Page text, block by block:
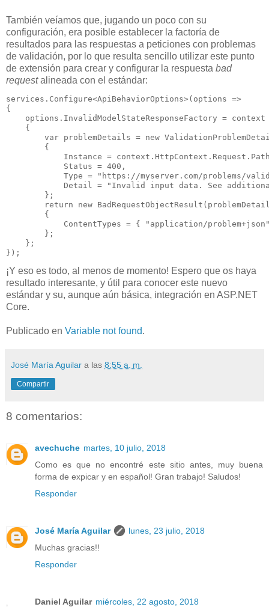
También veíamos que, jugando un poco con su
configuración, era posible establecer la factoría de
resultados para las respuestas a peticiones con problemas
de validación, por lo que resulta sencillo utilizar este punto
de extensión para crear y configurar la respuesta bad
requestalineada con el estándar:
services.Configure<ApiBehaviorOptions>(options =>
{
options.InvalidModelStateResponseFactory = context
    {
var problemDetails = new
        {
Instance =
            Status =
400 ,
            Type =
"https://myserver.com/problems/
            Detail =
"Invalid input data. See
        };
return
new
        {
            ContentTypes = {
"application/
        };
    };
});
¡Y eso es todo, al menos de momento! Espero que os haya
resultado interesante, y útil para conocer este nuevo
estándar y su, aunque aún básica, integración en ASP.NET
Core.
Publicado en Variable not found.
José María Aguilar a las 8:55 a. m.
Compartir
8 comentarios:
avechuche martes, 10 julio, 2018
Como es que no encontré este sitio antes, muy buena
forma de expicar y en español! Gran trabajo! Saludos!
Responder
José María Aguilar
lunes, 23 julio, 2018
Muchas gracias!!
Responder
Daniel Aguilar miércoles, 22 agosto, 2018